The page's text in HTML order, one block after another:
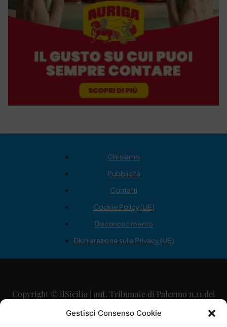
Gestisci Consenso Cookie
Chi siamo
Pubblicità
Contatti
Cookie Policy (UE)
Disconoscimento
Dichiarazione sulla Privacy (UE)
Copyright © ilSicilia | aut. Tribunale di Palermo n.11 del
29/09/2015